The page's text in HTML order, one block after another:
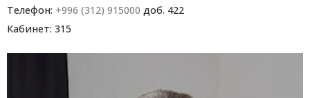
Телефон: +996 (312) 915000 доб. 422
Кабинет: 315